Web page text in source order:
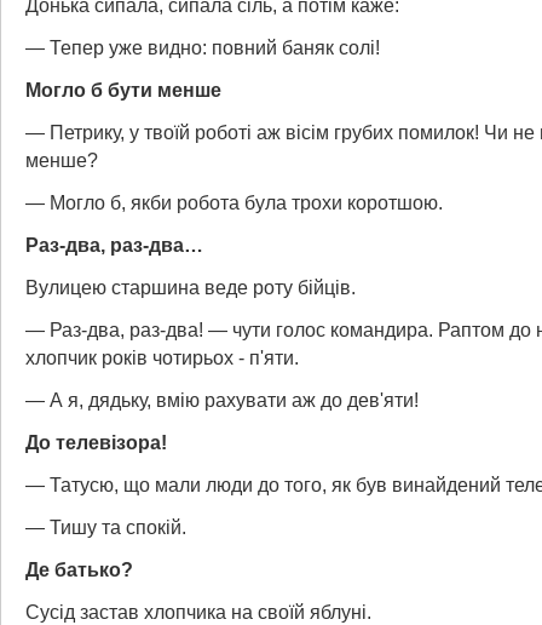
Донька сипала, сипала сіль, а потім каже:
— Тепер уже видно: повний баняк солі!
Могло б бути менше
— Петрику, у твоїй роботі аж вісім грубих помилок! Чи не
менше?
— Могло б, якби робота була трохи коротшою.
Раз-два, раз-два…
Вулицею старшина веде роту бійців.
— Раз-два, раз-два! — чути голос командира. Раптом до
хлопчик років чотирьох - п'яти.
— А я, дядьку, вмію рахувати аж до дев'яти!
До телевізора!
— Татусю, що мали люди до того, як був винайдений
— Тишу та спокій.
Де батько?
Сусід застав хлопчика на своїй яблуні.